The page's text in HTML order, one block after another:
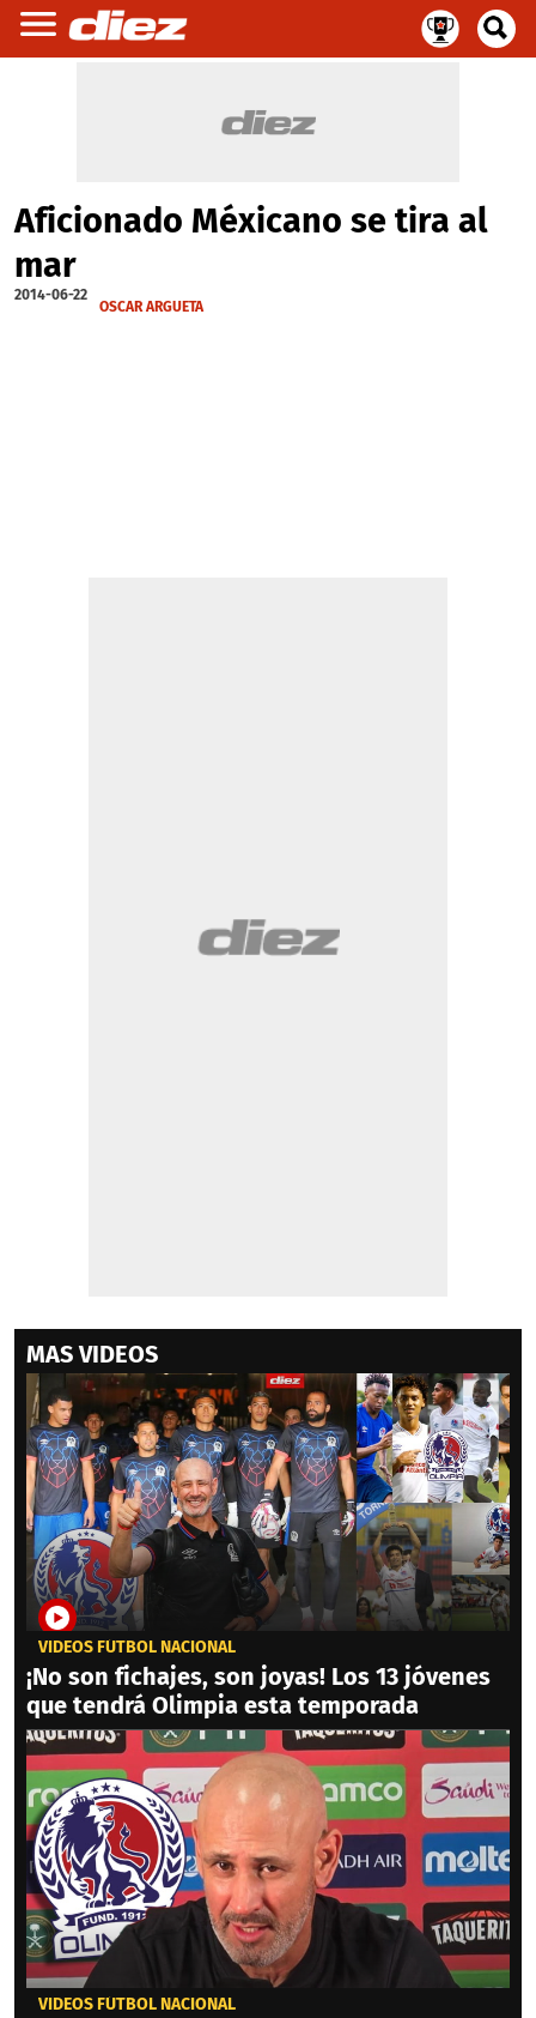
Aficionado Méxicano se tira al
mar
2014-06-22
OSCAR ARGUETA
MAS VIDEOS
VIDEOS FÚTBOL NACIONAL
¡No son fichajes, son joyas! Los 13 jóvenes
que tendrá Olimpia esta temporada
VIDEOS FÚTBOL NACIONAL